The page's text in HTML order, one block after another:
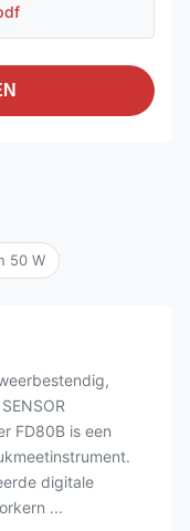
50 W
FD80B is een
digitale
...